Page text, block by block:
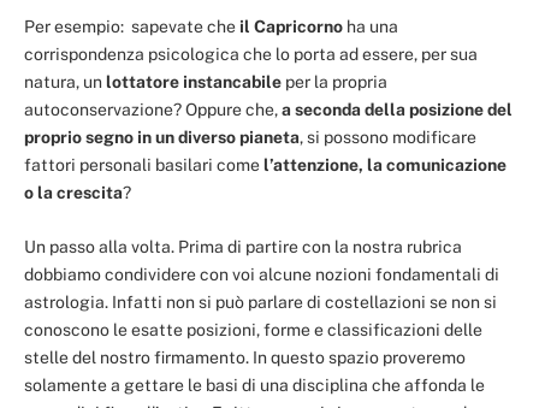
Per esempio: sapevate che il Capricorno ha una
corrispondenza psicologica che lo porta ad essere, per sua
natura, un lottatore instancabile per la propria
autoconservazione? Oppure che,a seconda della posizione del
proprio segno in un diverso pianeta, si possono modificare
fattori personali basilari come l’attenzione, la comunicazione
o la crescita?
Un passo alla volta. Prima di partire con la nostra rubrica
dobbiamo condividere con voi alcune nozioni fondamentali di
astrologia. Infatti non si può parlare di costellazioni se non si
conoscono le esatte posizioni, forme e classificazioni delle
stelle del nostro firmamento. In questo spazio proveremo
solamente a gettare le basi di una disciplina che affonda le